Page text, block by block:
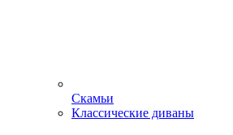
Скамьи
Классические диваны